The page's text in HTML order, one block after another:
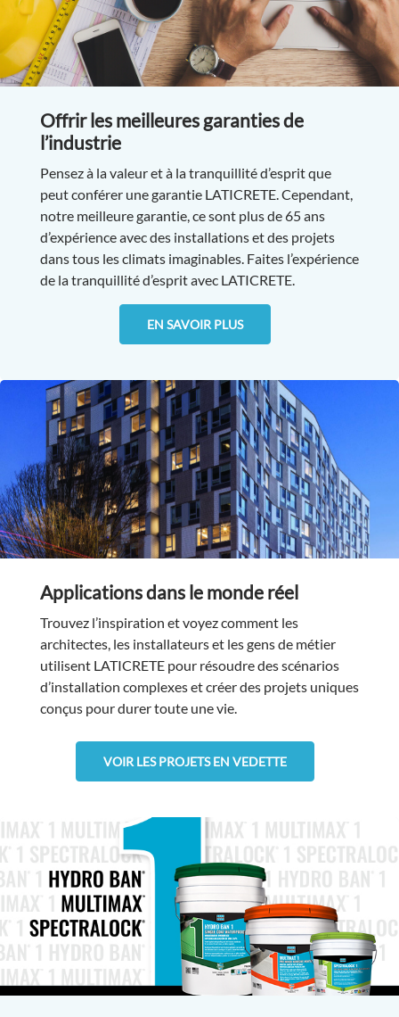
Offrir les meilleures garanties de
l’industrie
Pensez à la valeur et à la tranquillité d’esprit que
peut conférer une garantie LATICRETE. Cependant,
notre meilleure garantie, ce sont plus de 65 ans
d’expérience avec des installations et des projets
dans tous les climats imaginables. Faites l’expérience
de la tranquillité d’esprit avec LATICRETE.
EN SAVOIR PLUS
Applications dans le monde réel
Trouvez l’inspiration et voyez comment les
architectes, les installateurs et les gens de métier
utilisent LATICRETE pour résoudre des scénarios
d’installation complexes et créer des projets uniques
conçus pour durer toute une vie.
VOIR LES PROJETS EN VEDETTE